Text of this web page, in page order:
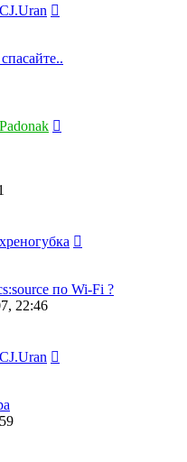
CJ.Uran
Padonak
хреногубка
по Wi-Fi ?
22:46
CJ.Uran